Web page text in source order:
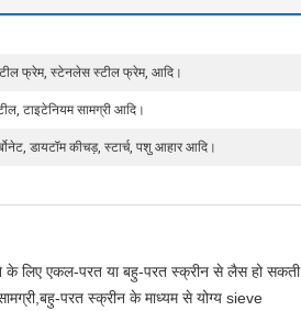
फ्रेम, स्टेनलेस स्टील फ्रेम, आदि।
टाइटेनियम सामग्री आदि।
डायटॉम कीचड़, स्टार्च, पशु आहार आदि।
के लिए एकल-परत या बहु-परत स्क्रीन से लैस हो सकती
परत स्क्रीन के माध्यम से योग्य sieve